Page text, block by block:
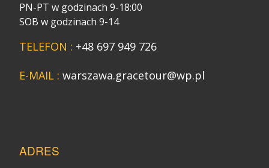
PN-PT w godzinach 9-18:00
SOB w godzinach 9-14
TELEFON : +48 697 949 726
E-MAIL : warszawa.gracetour@wp.pl
ADRES